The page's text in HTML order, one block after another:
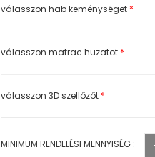
válasszon hab keménységet *
válasszon matrac huzatot *
válasszon 3D szellőzőt *
MINIMUM RENDELÉSI MENNYISÉG :